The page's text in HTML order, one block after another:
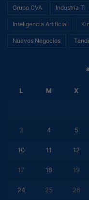
Grupo CVA Industria TI
Inteligencia Artificial
Nuevos Negocios
L M X
3 4 5
10 11 12
17 18 19
24 25 26